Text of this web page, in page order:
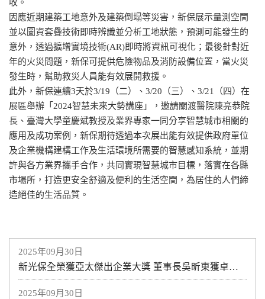
2025年09月30日
新光保全榮獲亞太傑出企業大獎 董事長吳昕東獲卓越企業領袖獎
2025年09月30日
收。
因應近期建築工地意外及建築倒塌等災害，新保展示量測空間
並以圖資套疊技術即時辨識並分析工地狀態，預測可能發生的
意外，透過擴增實境技術(AR)即時將資訊可視化；最後針對近
年的火災問題，新保可提供危險物品及消防設備位置，當火災
發生時，幫助救災人員能有效展開救援。
此外，新保連續3天於3/19（二）、3/20（三）、3/21（四）在
展區舉辦「2024智慧未來大勢講座」，邀請關渡醫院陳亮恭院
長、臺灣大學童慶斌教授及業界專家一同分享智慧城市相關的
應用及成功案例，新保期待透過本次展出能有效提供政府單位
及企業機構建構工作及生活環境所需要的智慧感知系統，並期
許與各方業界攜手合作，共同實現智慧城市目標，落實在各縣
市場所，打造更安全舒適及便利的生活空間，為居住的人們締
造絕佳的生活品質。